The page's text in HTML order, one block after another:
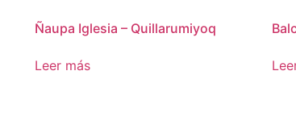
Ñaupa Iglesia – Quillarumiyoq
Leer más